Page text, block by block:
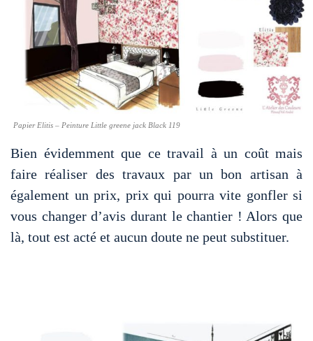
Papier Elitis – Peinture Little greene jack Black 119
Bien évidemment que ce travail à un coût mais
faire réaliser des travaux par un bon artisan à
également un prix, prix qui pourra vite gonfler si
vous changer d’avis durant le chantier ! Alors que
là, tout est acté et aucun doute ne peut substituer.